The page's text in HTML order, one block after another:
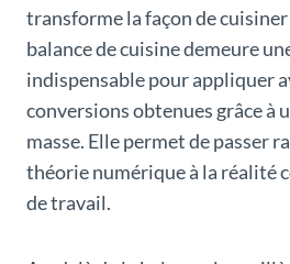
transforme la façon de
balance de cuisine demeure
indispensable pour appliquer
conversions obtenues grâce à
masse. Elle permet de passer
théorie numérique à la réalité
de travail.